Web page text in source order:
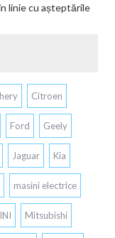
linie cu așteptările
Citroen
Ford Geely
Jaguar Kia
masini electrice
Mitsubishi